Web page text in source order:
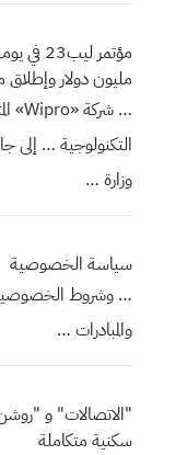
مليون دولار وإطلاق
… شركة «Wipro» المتخصّصة في مجال
التكنولوجية … إلى
وزارة …
سياسة الخصوصية
… وشروط
والمبادرات …
"الاتصالات" و
سكنية متكاملة